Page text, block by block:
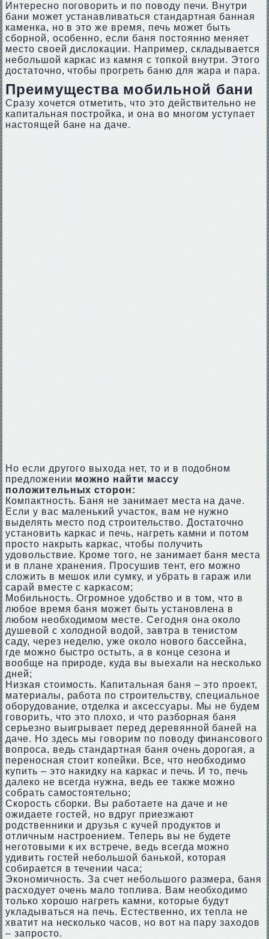
Интересно поговорить и по поводу печи. Внутри
бани может устанавливаться стандартная банная
каменка, но в это же время, печь может быть
сборной, особенно, если баня постоянно меняет
место своей дислокации. Например, складывается
небольшой каркас из камня с топкой внутри. Этого
достаточно, чтобы прогреть баню для жара и пара.
Преимущества мобильной бани
Сразу хочется отметить, что это действительно не
капитальная постройка, и она во многом уступает
настоящей бане на даче.
Но если другого выхода нет, то и в подобном
предложении можно найти массу
положительных сторон:
Компактность. Баня не занимает места на даче.
Если у вас маленький участок, вам не нужно
выделять место под строительство. Достаточно
установить каркас и печь, нагреть камни и потом
просто накрыть каркас, чтобы получить
удовольствие. Кроме того, не занимает баня места
и в плане хранения. Просушив тент, его можно
сложить в мешок или сумку, и убрать в гараж или
сарай вместе с каркасом;
Мобильность. Огромное удобство и в том, что в
любое время баня может быть установлена в
любом необходимом месте. Сегодня она около
душевой с холодной водой, завтра в тенистом
саду, через неделю, уже около нового бассейна,
где можно быстро остыть, а в конце сезона и
вообще на природе, куда вы выехали на несколько
дней;
Низкая стоимость. Капитальная баня – это проект,
материалы, работа по строительству, специальное
оборудование, отделка и аксессуары. Мы не будем
говорить, что это плохо, и что разборная баня
серьезно выигрывает перед деревянной баней на
даче. Но здесь мы говорим по поводу финансового
вопроса, ведь стандартная баня очень дорогая, а
переносная стоит копейки. Все, что необходимо
купить – это накидку на каркас и печь. И то, печь
далеко не всегда нужна, ведь ее также можно
собрать самостоятельно;
Скорость сборки. Вы работаете на даче и не
ожидаете гостей, но вдруг приезжают
родственники и друзья с кучей продуктов и
отличным настроением. Теперь вы не будете
неготовыми к их встрече, ведь всегда можно
удивить гостей небольшой банькой, которая
собирается в течении часа;
Экономичность. За счет небольшого размера, баня
расходует очень мало топлива. Вам необходимо
только хорошо нагреть камни, которые будут
укладываться на печь. Естественно, их тепла не
хватит на несколько часов, но вот на пару заходов
– запросто.